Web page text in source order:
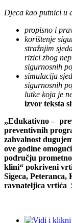
Djeca kao putnici u
propisno i
korištenje
stražnjim
rizici zbog
sigurnosnih
simulacija
sigurnosnih
lutke koja je
izvor teksta
„Edukativno –
preventivnih
zahvalnost
ove godine
području
klini“ pokriveni
Sigeca,
ravnateljica vrtića